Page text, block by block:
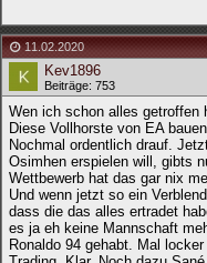
11.02.2020
Kev1896
Beiträge: 753
Wen ich schon alles getroffen
Diese Vollhorste von EA
Nochmal ordentlich drauf.
Osimhen erspielen will, gibts
Wettbewerb hat das gar nix
Und wenn jetzt so ein
dass die das alles ertradet
es ja eh keine Mannschaft
Ronaldo 94 gehabt. Mal